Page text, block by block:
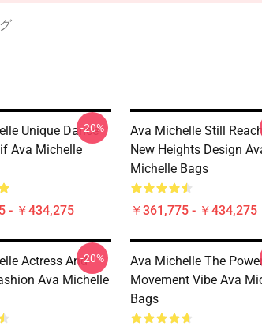
Unique Dance
Ava Michelle
- ￥434,275
-20%
Ava Michelle Still
New Heights Design
Michelle Bags
￥361,775 - ￥434,275
Actress And
Ava Michelle
-20%
Ava Michelle The
Movement Vibe Ava
Bags